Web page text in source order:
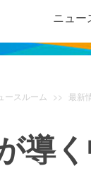
ニュー
ースルーム >> 最新
導